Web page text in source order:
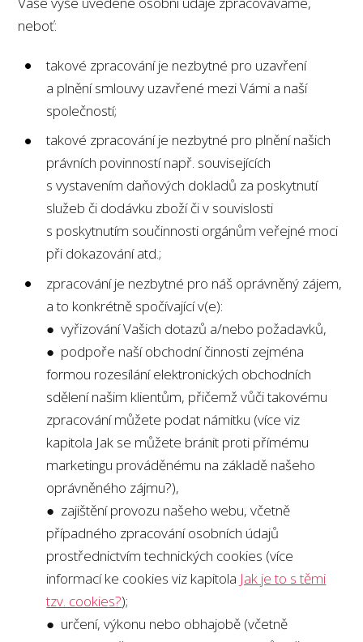
neboť:
takové zpracování je nezbytné pro uzavření
a plnění smlouvy uzavřené mezi Vámi a naší
společností;
takové zpracování je nezbytné pro plnění našich
právních povinností např. souvisejících
s vystavením daňových dokladů za poskytnutí
služeb či dodávku zboží či v souvislosti
s poskytnutím součinnosti orgánům veřejné moci
při dokazování atd.;
zpracování je nezbytné pro náš oprávněný zájem,
a to konkrétně spočívající v(e):
● vyřizování Vašich dotazů a/nebo požadavků,
● podpoře naší obchodní činnosti zejména
formou rozesílání elektronických obchodních
sdělení našim klientům, přičemž vůči takovému
zpracování můžete podat námitku (více viz
kapitola Jak se můžete bránit proti přímému
marketingu prováděnému na základě našeho
oprávněného zájmu?),
● zajištění provozu našeho webu, včetně
případného zpracování osobních údajů
prostřednictvím technických cookies (více
informací ke cookies viz kapitola Jak je to s těmi
tzv. cookies?);
● určení, výkonu nebo obhajobě (včetně